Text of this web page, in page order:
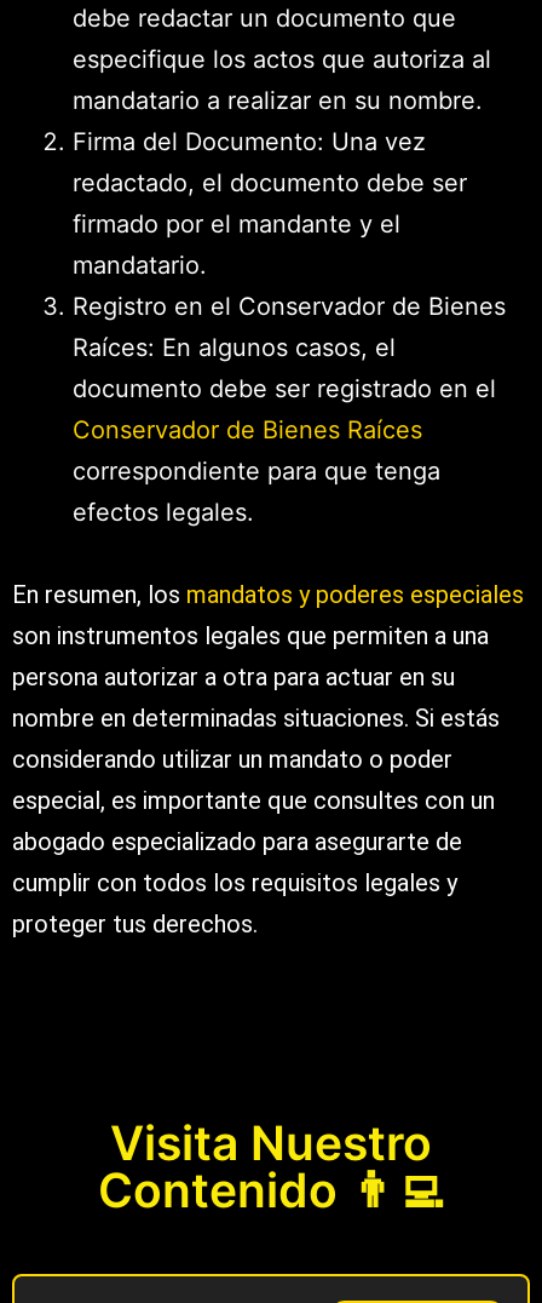
debe redactar un documento que
especifique los actos que autoriza al
mandatario a realizar en su nombre.
Firma del Documento: Una vez
redactado, el documento debe ser
firmado por el mandante y el
mandatario.
Registro en el Conservador de Bienes
Raíces: En algunos casos, el
documento debe ser registrado en el
Conservador de Bienes Raíces
correspondiente para que tenga
efectos legales.
En resumen, los mandatos y poderes especiales
son instrumentos legales que permiten a una
persona autorizar a otra para actuar en su
nombre en determinadas situaciones. Si estás
considerando utilizar un mandato o poder
especial, es importante que consultes con un
abogado especializado para asegurarte de
cumplir con todos los requisitos legales y
proteger tus derechos.
Visita Nuestro
Contenido 👨‍💻